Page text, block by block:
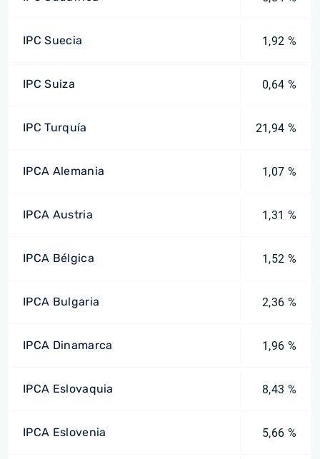
IPC Suecia 1,92 %
IPC Suiza 0,64 %
IPC Turquía 21,94 %
IPCA Alemania 1,07 %
IPCA Austria 1,31 %
IPCA Bélgica 1,52 %
IPCA Bulgaria 2,36 %
IPCA Dinamarca 1,96 %
IPCA Eslovaquia 8,43 %
IPCA Eslovenia 5,66 %